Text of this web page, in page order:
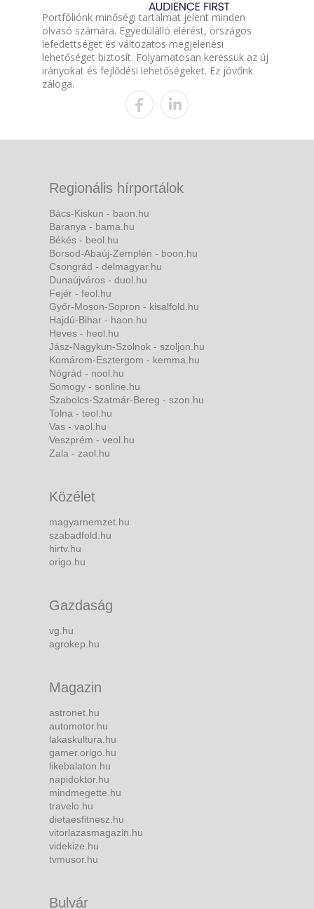
Portfóliónk minőségi tartalmat jelent minden
olvasó számára. Egyedülálló elérést, országos
lefedettséget és változatos megjelenési
lehetőséget biztosít. Folyamatosan keressük az új
irányokat és fejlődési lehetőségeket. Ez jövőnk
záloga.
Regionális hírportálok
Bács-Kiskun - baon.hu
Baranya - bama.hu
Békés - beol.hu
Borsod-Abaúj-Zemplén - boon.hu
Csongrád - delmagyar.hu
Dunaújváros - duol.hu
Fejér - feol.hu
Győr-Moson-Sopron - kisalfold.hu
Hajdú-Bihar - haon.hu
Heves - heol.hu
Jász-Nagykun-Szolnok - szoljon.hu
Komárom-Esztergom - kemma.hu
Nógrád - nool.hu
Somogy - sonline.hu
Szabolcs-Szatmár-Bereg - szon.hu
Tolna - teol.hu
Vas - vaol.hu
Veszprém - veol.hu
Zala - zaol.hu
Közélet
magyarnemzet.hu
szabadfold.hu
hirtv.hu
origo.hu
Gazdaság
vg.hu
agrokep.hu
Magazin
astronet.hu
automotor.hu
lakaskultura.hu
gamer.origo.hu
likebalaton.hu
napidoktor.hu
mindmegette.hu
travelo.hu
dietaesfitnesz.hu
vitorlazasmagazin.hu
videkize.hu
tvmusor.hu
Bulvár